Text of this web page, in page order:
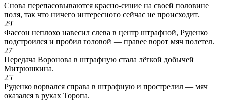
Снова перепасовываются красно-синие на своей половине
поля, так что ничего интересного сейчас не происходит.
29'
Фассон неплохо навесил слева в центр штрафной, Руденко
подстроился и пробил головой — правее ворот мяч полетел.
27'
Передача Воронова в штрафную стала лёгкой добычей
Митрюшкина.
25'
Руденко ворвался справа в штрафную и прострелил — мяч
оказался в руках Торопа.